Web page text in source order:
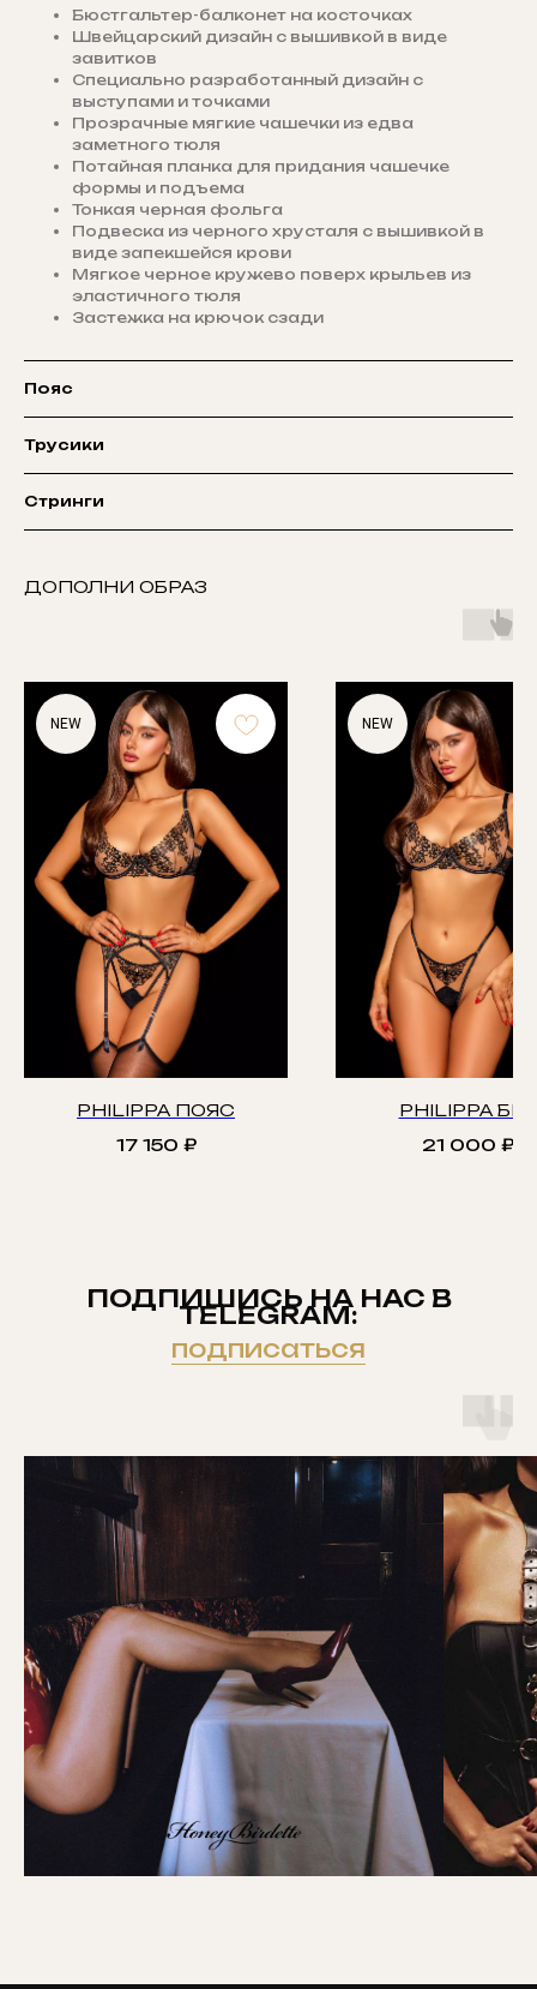
Бюстгальтер-балконет на косточках
Швейцарский дизайн с вышивкой в виде
завитков
Специально разработанный дизайн с
выступами и точками
Прозрачные мягкие чашечки из едва
заметного тюля
Потайная планка для придания чашечке
формы и подъема
Тонкая черная фольга
Подвеска из черного хрусталя с вышивкой в
виде запекшейся крови
Мягкое черное кружево поверх крыльев из
эластичного тюля
Застежка на крючок сзади
Пояс
Трусики
Стринги
ДОПОЛНИ ОБРАЗ
NEW
PHILIPPA ПОЯС
17 150 ₽
NEW
PHILIPPA БРА
21 000 ₽
ПОДПИШИСЬ НА НАС В
TELEGRAM:
подписаться